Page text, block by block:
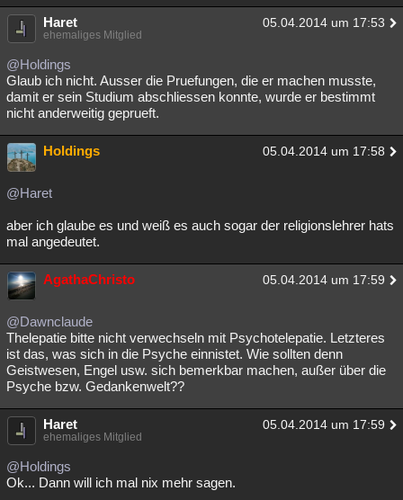
Haret 05.04.2014 um 17:53
ehemaliges Mitglied
@Holdings
Glaub ich nicht. Ausser die Pruefungen, die er machen musste,
damit er sein Studium abschliessen konnte, wurde er bestimmt
nicht anderweitig geprueft.
Holdings 05.04.2014 um 17:58
@Haret
aber ich glaube es und weiß es auch sogar der religionslehrer hats
mal angedeutet.
AgathaChristo 05.04.2014 um 17:59
@Dawnclaude
Thelepatie bitte nicht verwechseln mit Psychotelepatie. Letzteres
ist das, was sich in die Psyche einnistet. Wie sollten denn
Geistwesen, Engel usw. sich bemerkbar machen, außer über die
Psyche bzw. Gedankenwelt??
Haret 05.04.2014 um 17:59
ehemaliges Mitglied
@Holdings
Ok... Dann will ich mal nix mehr sagen.